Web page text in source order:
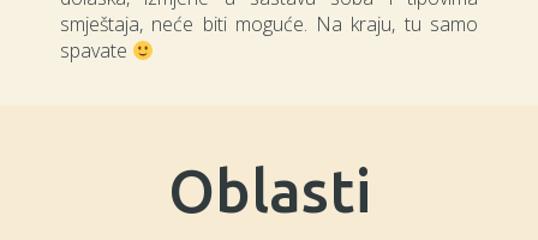
smještaja, neće biti moguće. Na kraju, tu samo
spavate
Oblasti